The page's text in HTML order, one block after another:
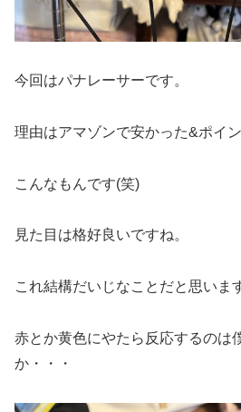
今回はパナレーサーです。
理由はアマゾンで安かった&ポイ
こんなもんです(笑)
見た目は格好良いですね。
これ結構だいじなことだと思いま
赤とか黄色にやたら反応するのは
か・・・